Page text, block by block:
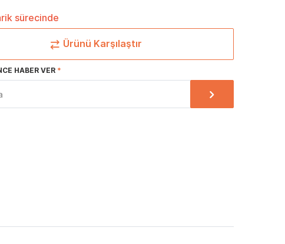
sürecinde
Ürünü Karşılaştır
HABER VER